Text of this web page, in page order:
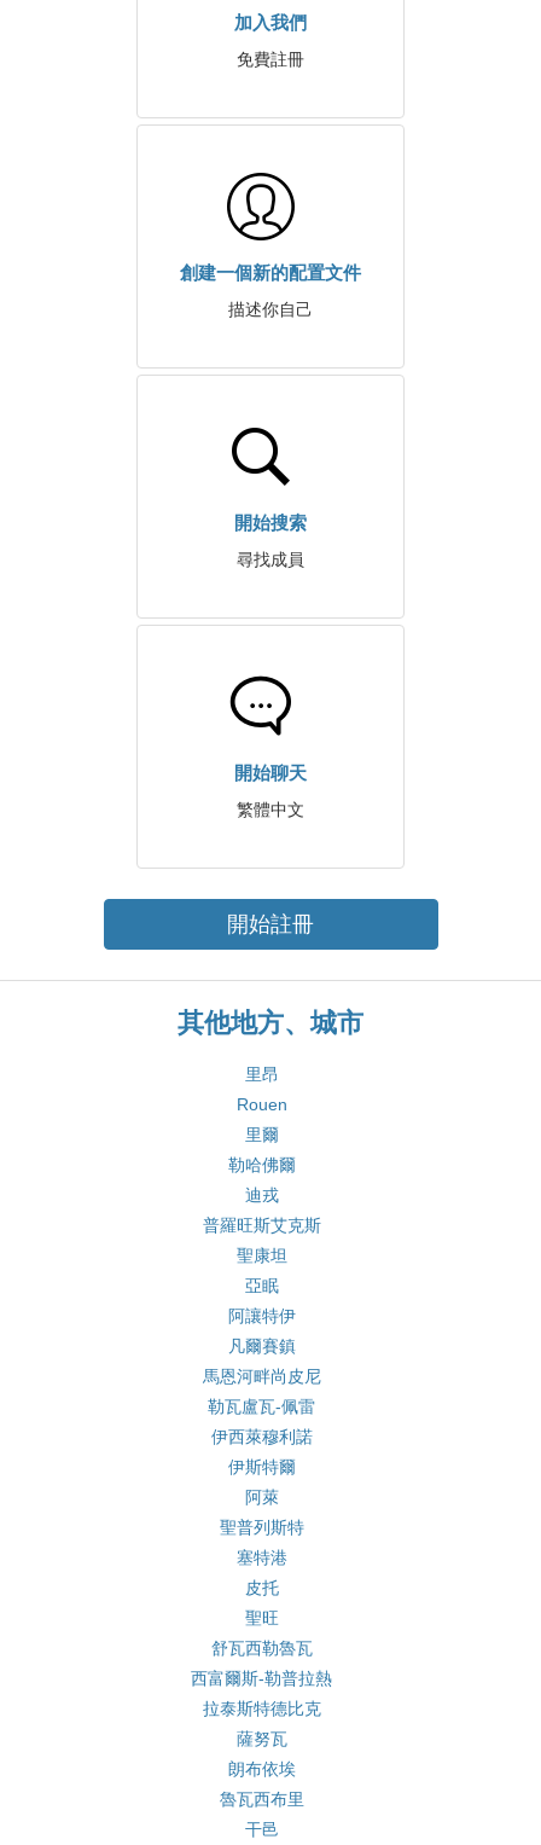
加入我們
免費註冊
創建一個新的配置文件
描述你自己
開始搜索
尋找成員
開始聊天
繁體中文
開始註冊
其他地方、城市
里昂
Rouen
里爾
勒哈佛爾
迪戎
普羅旺斯艾克斯
聖康坦
亞眠
阿讓特伊
凡爾賽鎮
馬恩河畔尚皮尼
勒瓦盧瓦-佩雷
伊西萊穆利諾
伊斯特爾
阿萊
聖普列斯特
塞特港
皮托
聖旺
舒瓦西勒魯瓦
西富爾斯-勒普拉熱
拉泰斯特德比克
薩努瓦
朗布依埃
魯瓦西布里
干邑